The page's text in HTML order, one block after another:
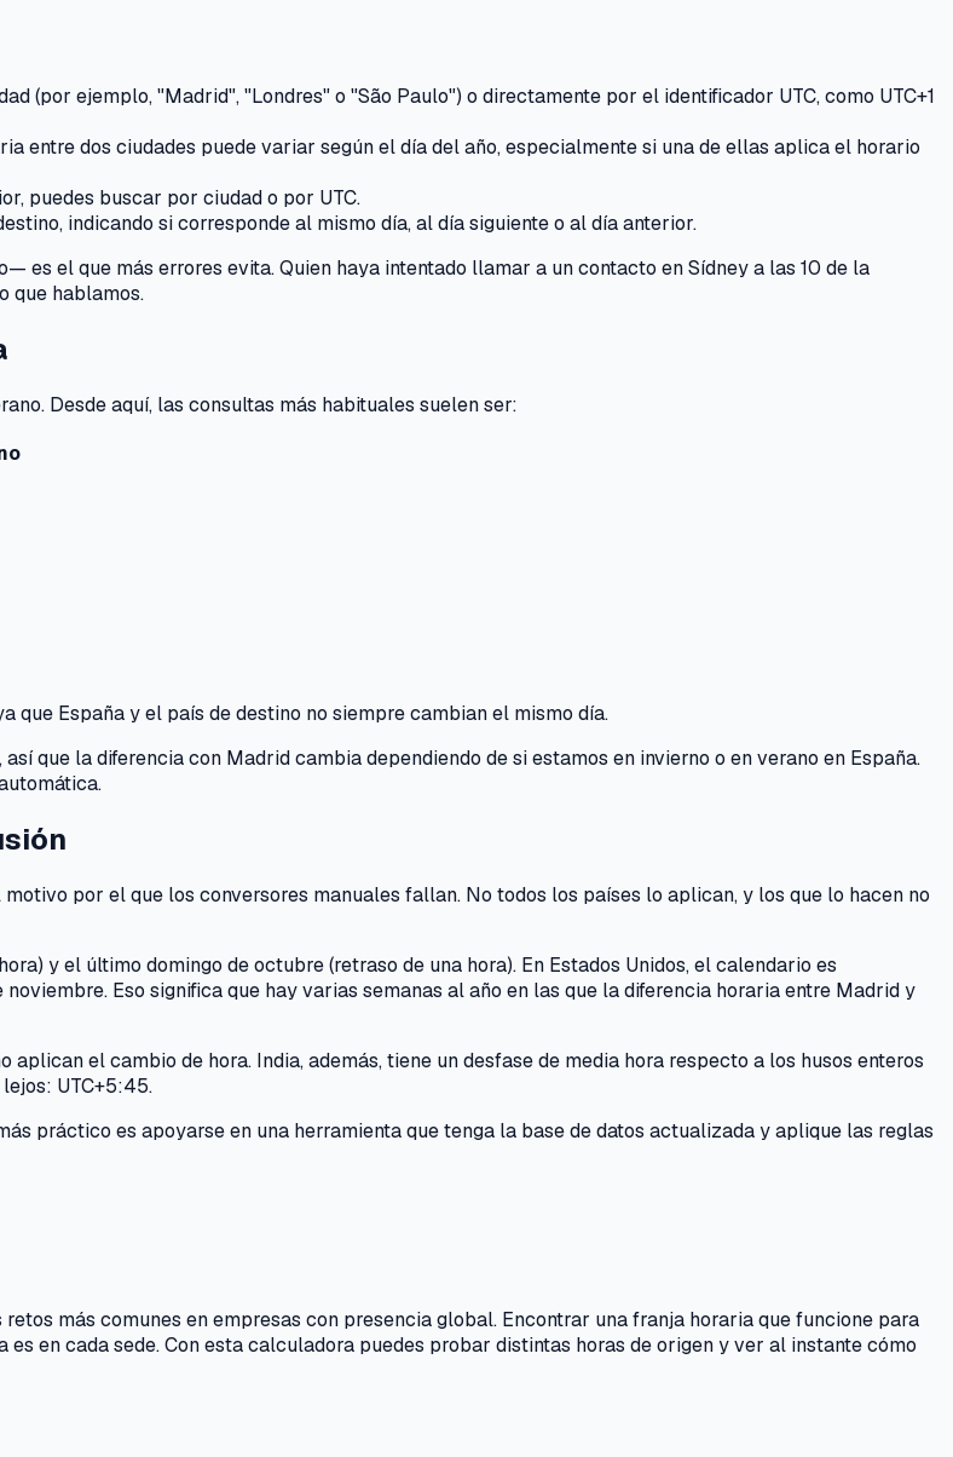
(por ejemplo, "Madrid", "Londres" o "São Paulo") o directamente por el identificador UTC, como UTC+1
entre dos ciudades puede variar según el día del año, especialmente si una de ellas aplica el horario
puedes buscar por ciudad o por UTC.
indicando si corresponde al mismo día, al día siguiente o al día anterior.
es el que más errores evita. Quien haya intentado llamar a un contacto en Sídney a las 10 de la
que hablamos.
Desde aquí, las consultas más habituales suelen ser:
que España y el país de destino no siempre cambian el mismo día.
que la diferencia con Madrid cambia dependiendo de si estamos en invierno o en verano en España.
por el que los conversores manuales fallan. No todos los países lo aplican, y los que lo hacen no
y el último domingo de octubre (retraso de una hora). En Estados Unidos, el calendario es
Eso significa que hay varias semanas al año en las que la diferencia horaria entre Madrid y
el cambio de hora. India, además, tiene un desfase de media hora respecto a los husos enteros
UTC+5:45.
práctico es apoyarse en una herramienta que tenga la base de datos actualizada y aplique las reglas
más comunes en empresas con presencia global. Encontrar una franja horaria que funcione para
en cada sede. Con esta calculadora puedes probar distintas horas de origen y ver al instante cómo